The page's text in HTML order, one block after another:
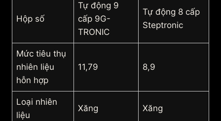
Hộp số
Tự động 9
cấp 9G-
TRONIC
Tự động 8 cấp
Steptronic
Mức tiêu thụ
nhiên liệu
hỗn hợp
11,79 8,9
Loại nhiên
liệu
Xăng Xăng